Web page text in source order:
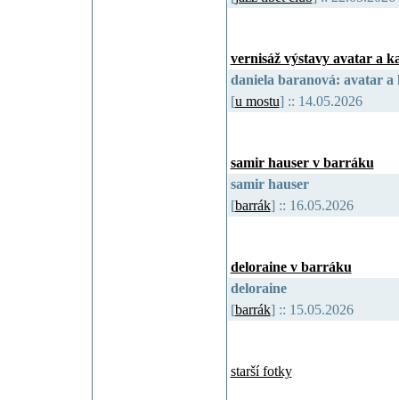
vernisáž výstavy avatar a
daniela baranová: avatar
[u mostu] :: 14.05.2026
samir hauser v barráku
samir hauser
[barrák] :: 16.05.2026
deloraine v barráku
deloraine
[barrák] :: 15.05.2026
starší fotky